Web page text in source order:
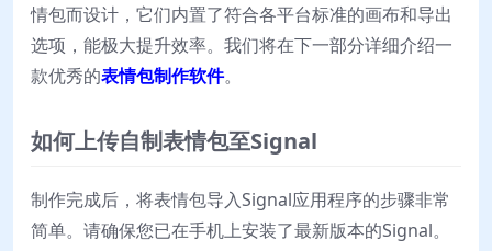
情包而设计，它们内置了符合各平台标准的画布和导出
选项，能极大提升效率。我们将在下一部分详细介绍一
款优秀的表情包制作软件。
如何上传自制表情包至Signal
制作完成后，将表情包导入Signal应用程序的步骤非常
简单。请确保您已在手机上安装了最新版本的Signal。